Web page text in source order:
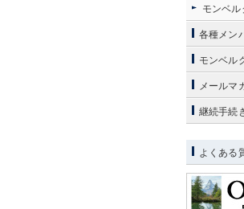
モンベ
各種メン
モンベル
メールマ
継続手続
よくある